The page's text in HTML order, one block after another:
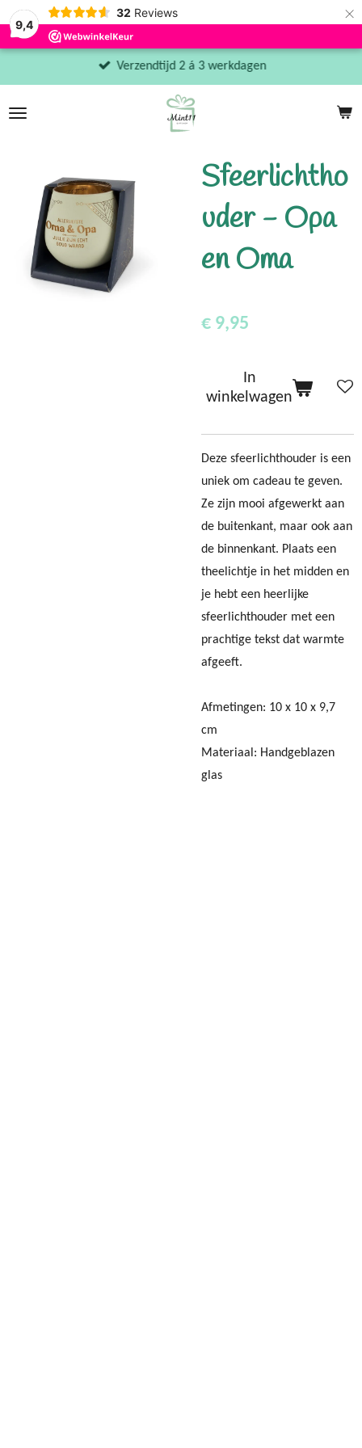
9,4
32 Reviews ×
Verzendtijd 2 á 3 werkdagen
Sfeerlichtho
uder - Opa
en Oma
€ 9,95
In
winkelwagen
Deze sfeerlichthouder is een
uniek om cadeau te geven.
Ze zijn mooi afgewerkt aan
de buitenkant, maar ook aan
de binnenkant. Plaats een
theelichtje in het midden en
je hebt een heerlijke
sfeerlichthouder met een
prachtige tekst dat warmte
afgeeft.
Afmetingen: 10 x 10 x 9,7
cm
Materiaal: Handgeblazen
glas